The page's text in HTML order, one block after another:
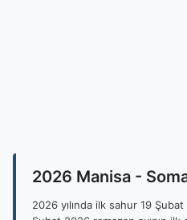
2026 Manisa -
2026 yılında ilk sahur 19